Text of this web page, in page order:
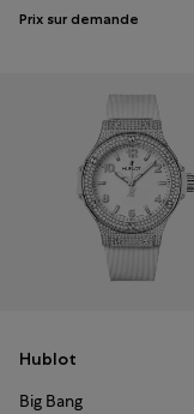
Prix sur demande
Hublot
Big Bang